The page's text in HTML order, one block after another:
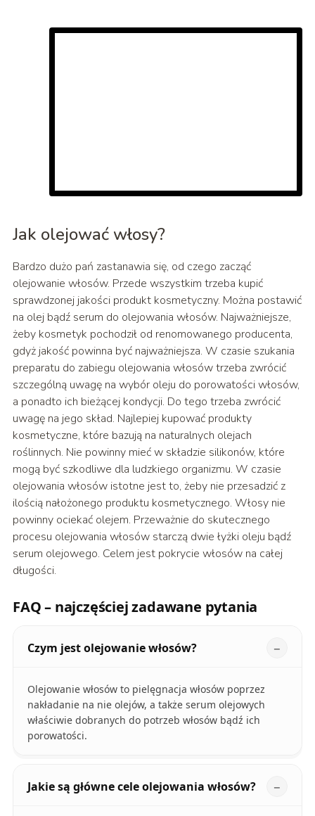
Jak olejować włosy?
Bardzo dużo pań zastanawia się, od czego zacząć
olejowanie włosów. Przede wszystkim trzeba kupić
sprawdzonej jakości produkt kosmetyczny. Można postawić
na olej bądź serum do olejowania włosów. Najważniejsze,
żeby kosmetyk pochodził od renomowanego producenta,
gdyż jakość powinna być najważniejsza. W czasie szukania
preparatu do zabiegu olejowania włosów trzeba zwrócić
szczególną uwagę na wybór oleju do porowatości włosów,
a ponadto ich bieżącej kondycji. Do tego trzeba zwrócić
uwagę na jego skład. Najlepiej kupować produkty
kosmetyczne, które bazują na naturalnych olejach
roślinnych. Nie powinny mieć w składzie silikonów, które
mogą być szkodliwe dla ludzkiego organizmu. W czasie
olejowania włosów istotne jest to, żeby nie przesadzić z
ilością nałożonego produktu kosmetycznego. Włosy nie
powinny ociekać olejem. Przeważnie do skutecznego
procesu olejowania włosów starczą dwie łyżki oleju bądź
serum olejowego. Celem jest pokrycie włosów na całej
długości.
FAQ – najczęściej zadawane pytania
Czym jest olejowanie włosów?
Olejowanie włosów to pielęgnacja włosów poprzez
nakładanie na nie olejów, a także serum olejowych
właściwie dobranych do potrzeb włosów bądź ich
porowatości.
Jakie są główne cele olejowania włosów?